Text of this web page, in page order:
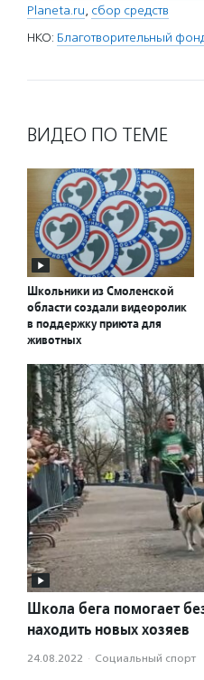
Planeta.ru, сбор средств
НКО: Благотворительный
ВИДЕО ПО ТЕМЕ
Школьники из Смоленской
области создали видеоролик
в поддержку приюта для
животных
Школа бега помогает
находить новых хозяев
24.08.2022 · Социальный спорт